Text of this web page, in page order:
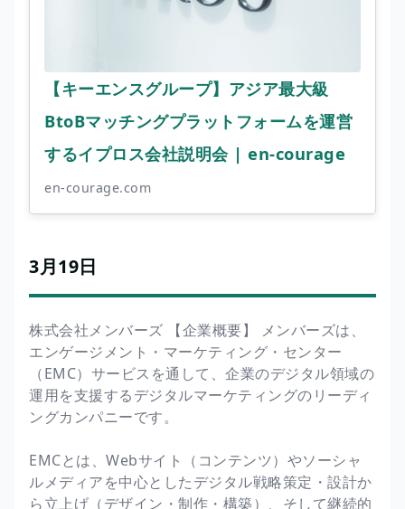
【キーエンスグループ】アジア最大級
BtoBマッチングプラットフォームを運営
するイプロス会社説明会 | en-courage
en-courage.com
3月19日
株式会社メンバーズ 【企業概要】 メンバーズは、
エンゲージメント・マーケティング・センター
（EMC）サービスを通して、企業のデジタル領域の
運用を支援するデジタルマーケティングのリーディ
ングカンパニーです。
EMCとは、Webサイト（コンテンツ）やソーシャ
ルメディアを中心としたデジタル戦略策定・設計か
ら立上げ（デザイン・制作・構築）、そして継続的